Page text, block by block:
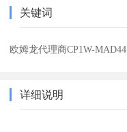
关键词
欧姆龙代理商CP1W-MAD44
详细说明